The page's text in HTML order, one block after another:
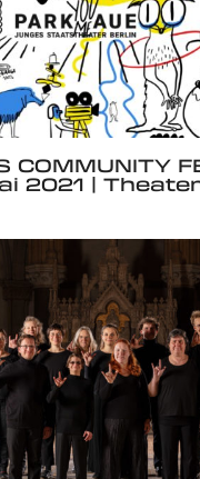
COMMUNITY
2021 |